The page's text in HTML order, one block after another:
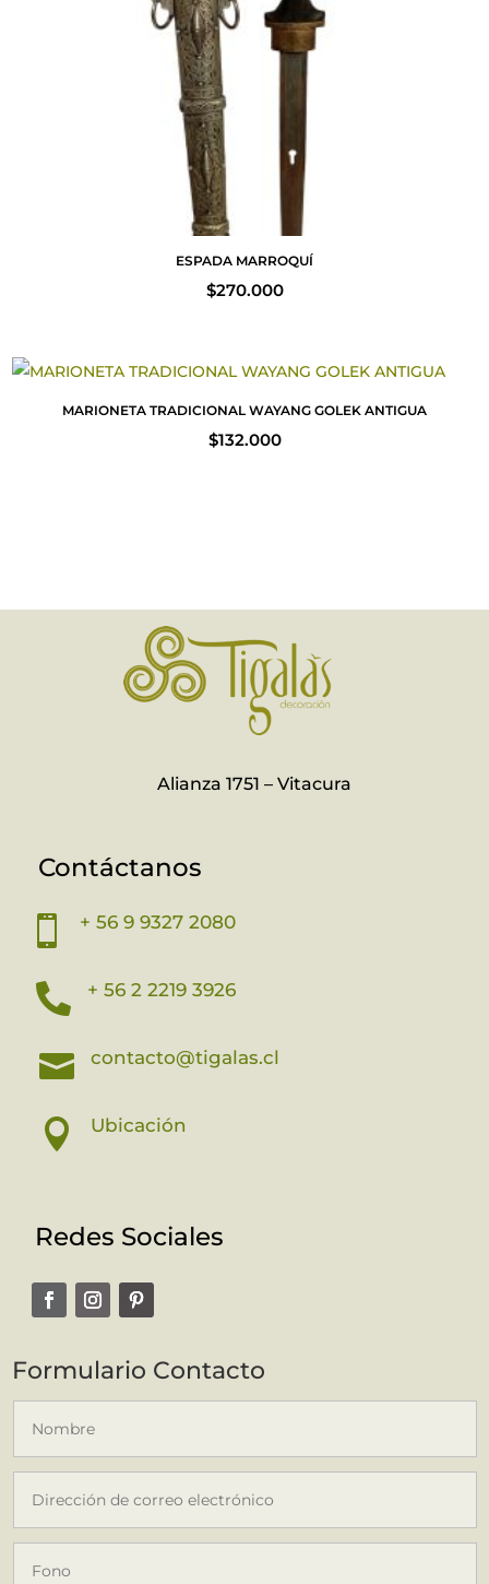
ESPADA MARROQUÍ
$270.000
MARIONETA TRADICIONAL WAYANG GOLEK ANTIGUA
$132.000
Alianza 1751 – Vitacura
Contáctanos
 + 56 9 9327 2080
 + 56 2 2219 3926
 contacto@tigalas.cl
 Ubicación
Redes Sociales
Formulario Contacto